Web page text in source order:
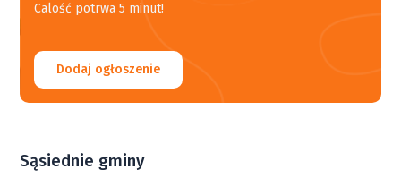
Calość potrwa 5 minut!
Dodaj ogłoszenie
Sąsiednie gminy